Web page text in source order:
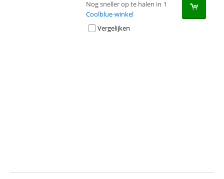
Nog sneller op te halen in 1
Coolblue-winkel
Vergelijken